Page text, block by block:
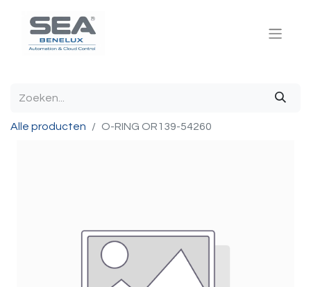
Alle producten O-RING OR139-54260